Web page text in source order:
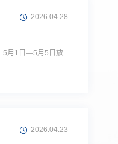
2026.04.28
5月1日—5月5日放
2026.04.23